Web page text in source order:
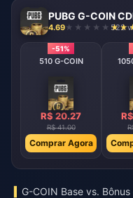
PUBG G-COIN
4.69 522
-51%
510 G-COIN
R$ 20.27
R$ 41.00
Comprar Agora
G-COIN Base vs.